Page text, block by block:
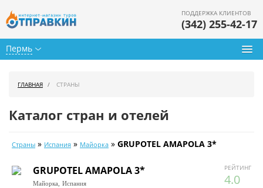
Пермь
ПОДДЕРЖКА КЛИЕНТОВ
(342) 255-42-17
Календарь туров
Цены дня
ГЛАВНАЯ СТРАНЫ
Каталог стран и отелей
Страны » Испания » Майорка » GRUPOTEL AMAPOLA 3*
РЕЙТИНГ
4.0
GRUPOTEL AMAPOLA 3*
Майорка, Испания